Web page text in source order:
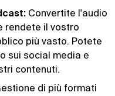
Convertite l'audio
rendete il vostro
più vasto. Potete
sui social media e
contenuti.
di più formati